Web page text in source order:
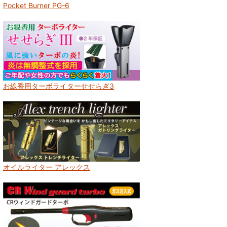
Pocket Burner PG-6
お線香用ターボライターせせらぎ3
オイルライター アレックス